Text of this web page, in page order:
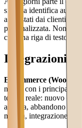
sistema identifica
acquistati dai clienti
personalizzata. Non un
con una riga di testo
Integrazioni
E-commerce
nativa con i principali e-
tempo reale: nuovo
avviata, abbandono
misura, integrazione